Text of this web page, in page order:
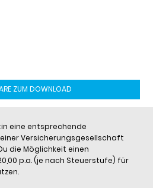
ZUM DOWNLOAD
eine entsprechende
Versicherungsgesellschaft
die Möglichkeit einen
p.a. (je nach Steuerstufe) für